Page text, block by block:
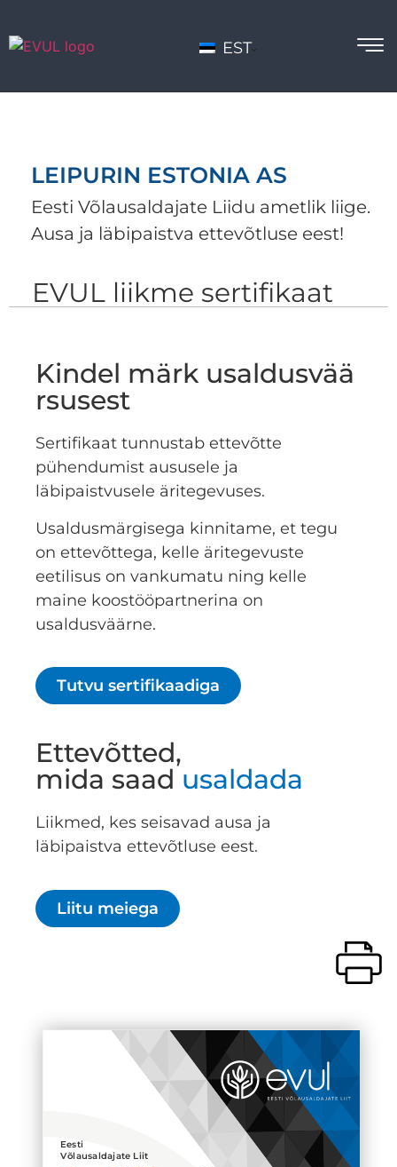
EST
LEIPURIN ESTONIA AS
Eesti Võlausaldajate Liidu ametlik liige.
Ausa ja läbipaistva ettevõtluse eest!
EVUL liikme sertifikaat
Kindel märk usaldusvää
rsusest
Sertifikaat tunnustab ettevõtte
pühendumist aususele ja
läbipaistvusele äritegevuses.
Usaldusmärgisega kinnitame, et tegu
on ettevõttega, kelle äritegevuste
eetilisus on vankumatu ning kelle
maine koostööpartnerina on
usaldusväärne.
Tutvu sertifikaadiga
Ettevõtted,
mida saad usaldada
Liikmed, kes seisavad ausa ja
läbipaistva ettevõtluse eest.
Liitu meiega
Eesti
Võlausaldajate Liit